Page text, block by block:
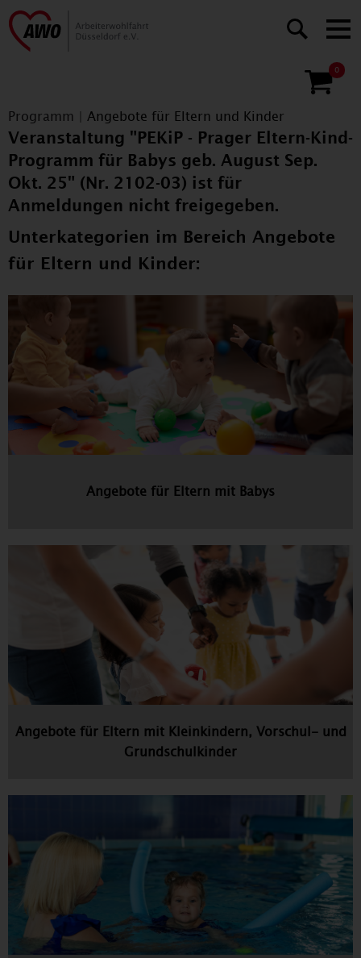
0
Programm Angebote für Eltern und Kinder
Veranstaltung "PEKiP - Prager Eltern-Kind-
Programm für Babys geb. August Sep.
Okt. 25" (Nr. 2102-03) ist für
Anmeldungen nicht freigegeben.
Unterkategorien im Bereich Angebote
für Eltern und Kinder:
Angebote für Eltern mit Babys
Angebote für Eltern mit Kleinkindern, Vorschul- und
Grundschulkinder